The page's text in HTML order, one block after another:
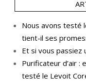
Nous avons testé
tient-il ses
Et si vous passiez
Purificateur d’air :
testé le Levoit